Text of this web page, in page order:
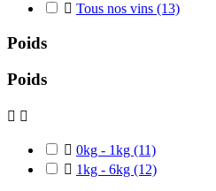
 Tous nos vins (13)
Poids
Poids
 
 0kg - 1kg (11)
 1kg - 6kg (12)